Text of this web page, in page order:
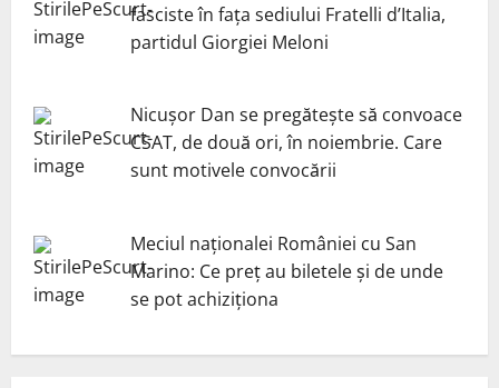
fasciste în fața sediului Fratelli d’Italia,
partidul Giorgiei Meloni
Nicuşor Dan se pregăteşte să convoace
CSAT, de două ori, în noiembrie. Care
sunt motivele convocării
Meciul naționalei României cu San
Marino: Ce preț au biletele și de unde
se pot achiziționa